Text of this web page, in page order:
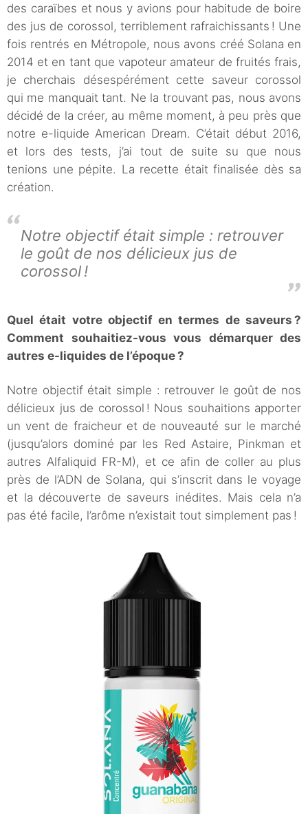
des caraïbes et nous y avions pour habitude de boire
des jus de corossol, terriblement rafraichissants ! Une
fois rentrés en Métropole, nous avons créé Solana en
2014 et en tant que vapoteur amateur de fruités frais,
je cherchais désespérément cette saveur corossol
qui me manquait tant. Ne la trouvant pas, nous avons
décidé de la créer, au même moment, à peu près que
notre e-liquide American Dream. C’était début 2016,
et lors des tests, j’ai tout de suite su que nous
tenions une pépite. La recette était finalisée dès sa
création.
Notre objectif était simple : retrouver
le goût de nos délicieux jus de
corossol !
Quel était votre objectif en termes de saveurs ?
Comment souhaitiez-vous vous démarquer des
autres e-liquides de l’époque ?
Notre objectif était simple : retrouver le goût de nos
délicieux jus de corossol ! Nous souhaitions apporter
un vent de fraicheur et de nouveauté sur le marché
(jusqu’alors dominé par les Red Astaire, Pinkman et
autres Alfaliquid FR-M), et ce afin de coller au plus
près de l’ADN de Solana, qui s’inscrit dans le voyage
et la découverte de saveurs inédites. Mais cela n’a
pas été facile, l’arôme n’existait tout simplement pas !